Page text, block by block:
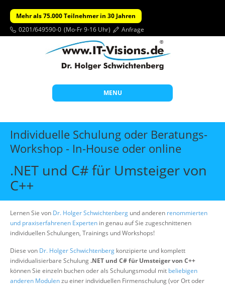
Mehr als 75.000 Teilnehmer in 30 Jahren
0201/649590-0 (Mo-Fr 9-16 Uhr) Anfrage
MENU
Start
Themen
Individuelle Schulungen
Wissen
Über uns
Suche
Individuelle Schulung oder Beratungs-
Workshop - In-House oder online
.NET und C# für Umsteiger von
C++
Lernen Sie von Dr. Holger Schwichtenberg und anderen renommierten
und praxiserfahrenen Experten in genau auf Sie zugeschnittenen
individuellen Schulungen, Trainings und Workshops!
Diese von Dr. Holger Schwichtenberg konzipierte und komplett
individualisierbare Schulung.NET und C# für Umsteiger von C++
können Sie einzeln buchen oder als Schulungsmodul mit beliebigen
anderen Modulenzu einer individuellen Firmenschulung (vor Ort oder